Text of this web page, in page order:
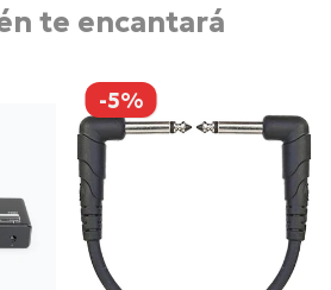
te encantará
-5%